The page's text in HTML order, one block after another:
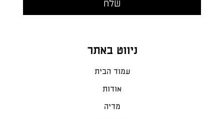
ניווט באתר
עמוד הבית
אודות
מדיה